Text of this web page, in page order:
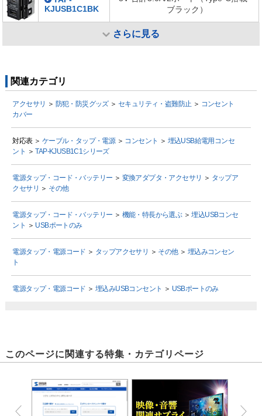
KJUSB1C1BK
ブラック）
さらに見る
関連カテゴリ
アクセサリ ＞ 防犯・防災グッズ＞ セキュリティ・盗難防止 ＞ コンセント
カバー
対応表 ＞ ケーブル・タップ・電源＞ コンセント ＞ 埋込USB給電用コンセ
ント ＞TAP-KJUSB1C1シリーズ
電源タップ・コード・バッテリー ＞ 変換アダプタ・アクセサリ ＞ タップア
クセサリ ＞ その他
電源タップ・コード・バッテリー ＞ 機能・特長から選ぶ＞埋込USBコンセ
ント ＞ USBポートのみ
電源タップ・電源コード ＞ タップアクセサリ ＞ その他＞ 埋込みコンセン
ト
電源タップ・電源コード ＞ 埋込みUSBコンセント ＞ USBポートのみ
このページに関連する特集・カテゴリページ